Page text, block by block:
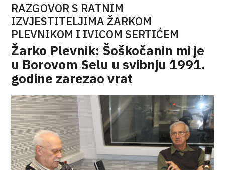
RAZGOVOR S RATNIM
IZVJESTITELJIMA ŽARKOM
PLEVNIKOM I IVICOM SERTIĆEM
Žarko Plevnik: Šoškočanin mi je
u Borovom Selu u svibnju 1991.
godine zarezao vrat